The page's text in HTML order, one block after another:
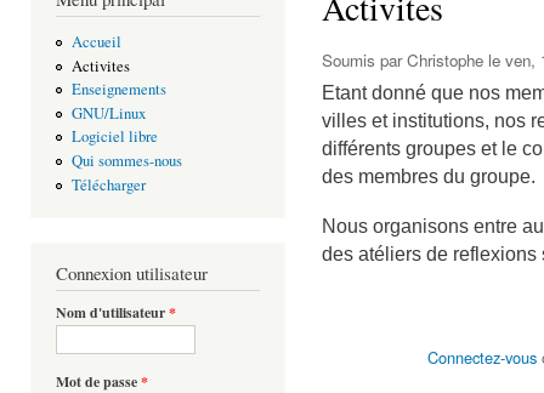
Accueil
Activites
Enseignements
GNU/Linux
Logiciel libre
Qui sommes-nous
Télécharger
Connexion utilisateur
Nom d'utilisateur*
Mot de passe*
Soumis parChristophe le ven,
Etant donné que nos
villes et institutions, nos
différents groupes et le
des membres du groupe.
Nous organisons entre
des atéliers de
Connectez-vous